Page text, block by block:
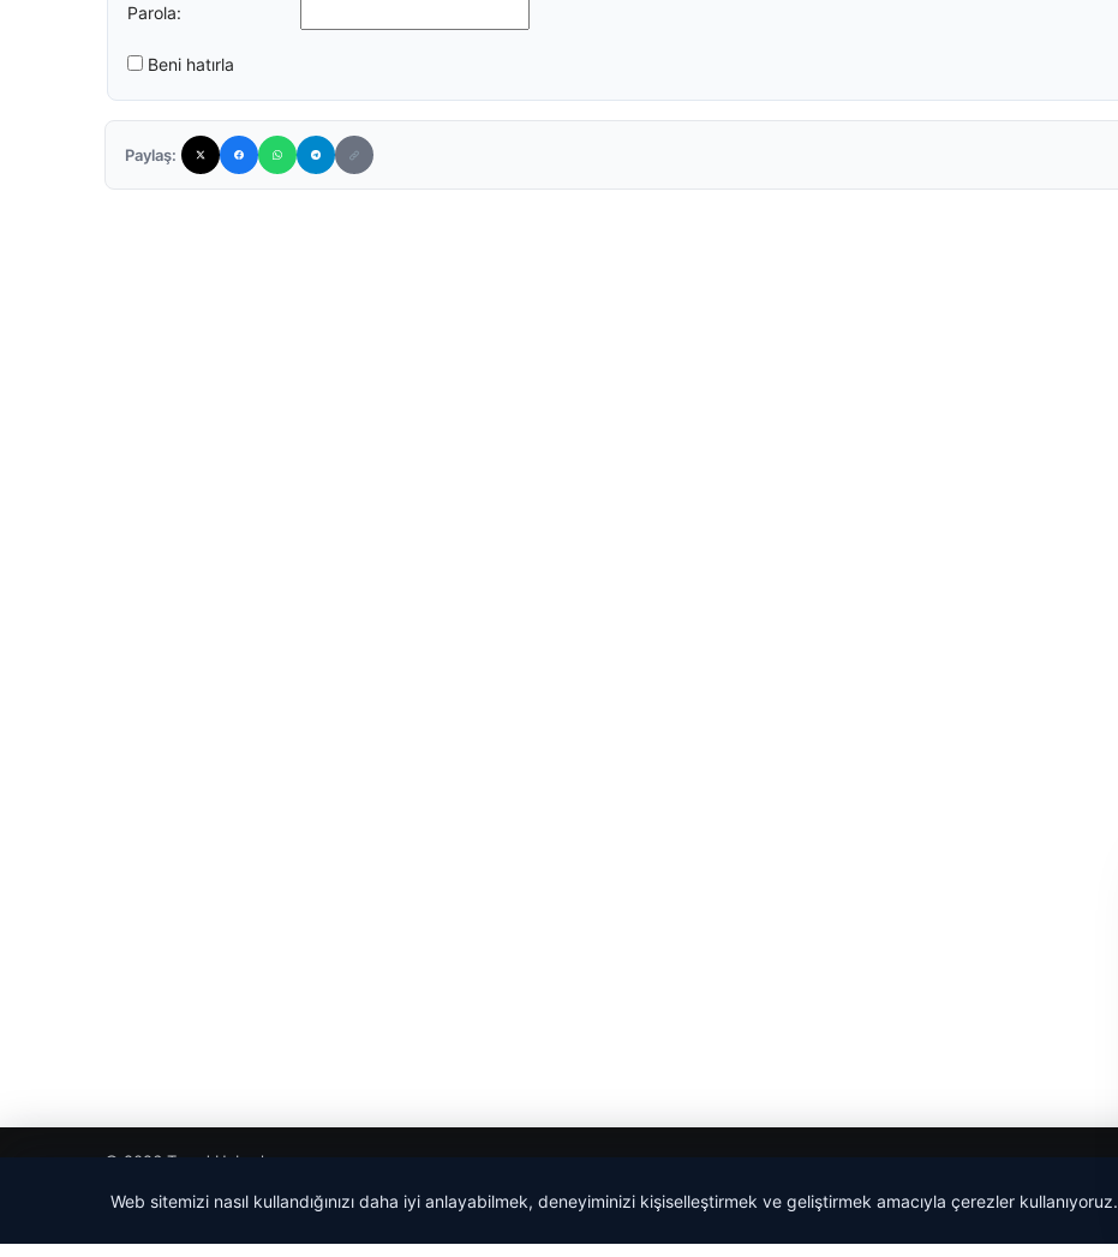
Parola:
Beni hatırla
Paylaş:
© 2026 Trend Haberler
Web sitemizi nasıl kullandığınızı daha iyi anlayabilmek, deneyiminizi kişiselleştirmek ve geliştirmek amacıyla çerezler kullanıyoruz.